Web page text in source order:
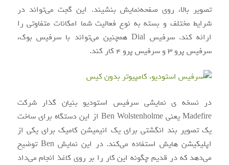
تصویر بالا، روی صفحه‌نمایش بنشیند. این گجت می‌تواند در
شرایط مختلف و بسته به نوع فعالیت شما امکانات متفاوتی را
ارائه کند. سرفیس Dial همچنین می‌تواند با سرفیس بوک،
سرفیس پرو ۳ و سرفیس پرو ۴ کار کند.
در نسخه ی نمایشی سرفیس استودیو بنیان گذار شرکت
Madefire یعنی Ben Wolstenholme از این دستگاه برای ساخت
یک تصویر بند انگشتی برای یک انیمیشن کامیک برای یکی از
اپلیکیشن هایش استفاده می‌کند. در این نمایش Ben توضیح
می‌دهد که در قدیم چگونه این کار را بر روی کاغذ انجام می‌داد